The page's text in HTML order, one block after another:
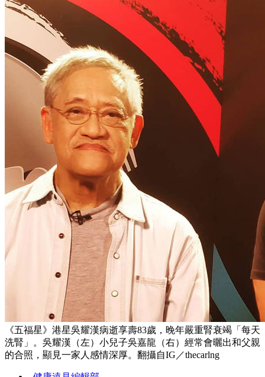
《五福星》港星吳耀漢病逝享壽83歲，晚年嚴重腎衰竭「每天
洗腎」。吳耀漢（左）小兒子吳嘉龍（右）經常會曬出和父親
的合照，顯見一家人感情深厚。翻攝自IG／thecarlng